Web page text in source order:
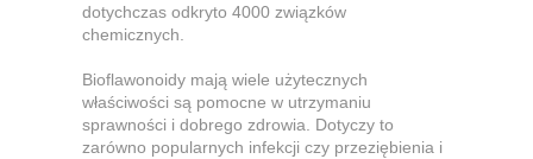
dotychczas odkryto 4000 związków
chemicznych.
Bioflawonoidy mają wiele użytecznych
właściwości są pomocne w utrzymaniu
sprawności i dobrego zdrowia. Dotyczy to
zarówno popularnych infekcji czy przeziębienia i